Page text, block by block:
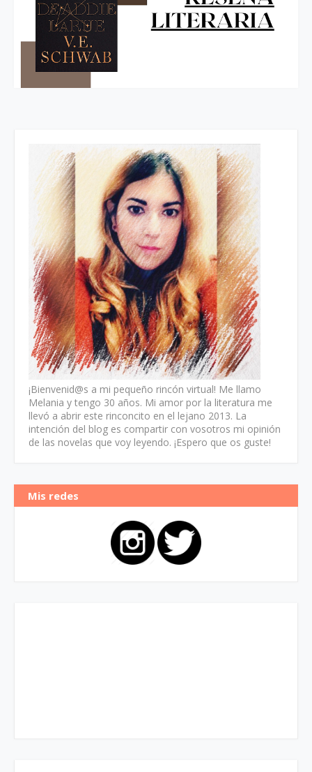
¡Bienvenid@s a mi pequeño rincón virtual! Me llamo
Melania y tengo 30 años. Mi amor por la literatura me
llevó a abrir este rinconcito en el lejano 2013. La
intención del blog es compartir con vosotros mi opinión
de las novelas que voy leyendo. ¡Espero que os guste!
Mis redes